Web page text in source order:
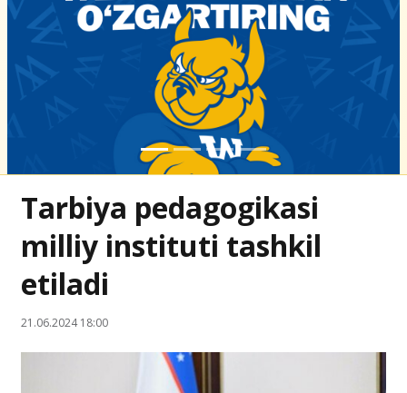
Tarbiya pedagogikasi
milliy instituti tashkil
etiladi
21.06.2024 18:00